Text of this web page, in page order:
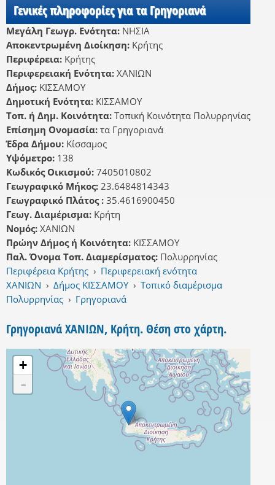
Γενικές πληροφορίες για τα Γρηγοριανά
Μεγάλη Γεωγρ. Ενότητα: ΝΗΣΙΑ
Αποκεντρωμένη Διοίκηση: Κρήτης
Περιφέρεια: Κρήτης
Περιφερειακή Ενότητα: ΧΑΝΙΩΝ
Δήμος: ΚΙΣΣΑΜΟΥ
Δημοτική Ενότητα: ΚΙΣΣΑΜΟΥ
Τοπ. ή Δημ. Κοινότητα: Τοπική Κοινότητα Πολυρρηνίας
Επίσημη Ονομασία: τα Γρηγοριανά
Έδρα Δήμου: Κίσσαμος
Υψόμετρο: 138
Κωδικός Οικισμού: 7405010802
Γεωγραφικό Μήκος: 23.6484814343
Γεωγραφικό Πλάτος : 35.4616900450
Γεωγ. Διαμέρισμα: Κρήτη
Νομός: ΧΑΝΙΩΝ
Πρώην Δήμος ή Κοινότητα: ΚΙΣΣΑΜΟΥ
Παλ. Όνομα Τοπ. Διαμερίσματος: Πολυρρηνίας
Περιφέρεια Κρήτης › Περιφερειακή ενότητα
ΧΑΝΙΩΝ › Δήμος ΚΙΣΣΑΜΟΥ › Τοπικό διαμέρισμα
Πολυρρηνίας › Γρηγοριανά
Γρηγοριανά ΧΑΝΙΩΝ, Κρήτη. Θέση στο χάρτη.
+
-